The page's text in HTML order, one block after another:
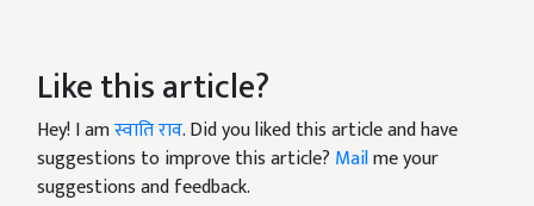
Like this article?
Hey! I amस्वाति राव. Did you liked this article and have
suggestions to improve this article? Mailme your
suggestions and feedback.